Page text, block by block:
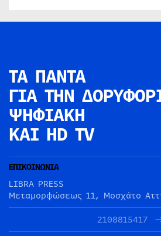
ΤΑ ΠΑΝΤΑ
ΓΙΑ ΤΗΝ
ΨΗΦΙΑΚΗ
ΚΑΙ HD TV
ΕΠΙΚΟΙΝΩΝΙΑ
LIBRA PRESS
Μεταμορφώσεως 11, Μοσχάτο
2108815417